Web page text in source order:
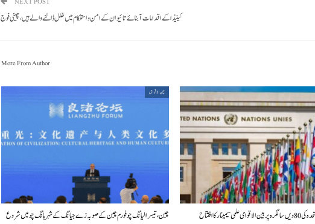
کینیڈا کے اقدامات آبنائے تائیوان کے امن و استحکام میں خلل ڈالنے والے ہیں، چینی فوج
More From Author
سیمینار کا افتتاح
بین الاقوامی
چین، تیسرا لیانگ چو فورم چین کے صوبہ زے جیانگ کے شہر ہانگ چو میں شروع